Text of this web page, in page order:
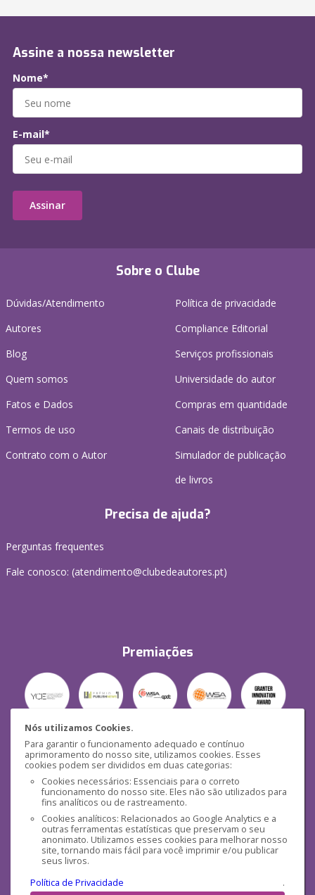
Nós utilizamos Cookies.
Para garantir o funcionamento adequado e contínuo
aprimoramento do nosso site, utilizamos cookies. Esses
cookies podem ser divididos em duas categorias:
Cookies necessários: Essenciais para o correto
funcionamento do nosso site. Eles não são utilizados para
fins analíticos ou de rastreamento.
Cookies analíticos: Relacionados ao Google Analytics e a
outras ferramentas estatísticas que preservam o seu
anonimato. Utilizamos esses cookies para melhorar nosso
site, tornando mais fácil para você imprimir e/ou publicar
seus livros.
Política de Privacidade
.
Sobre o Clube
Dúvidas/Atendimento
Autores
Blog
Quem somos
Fatos e Dados
Termos de uso
Contrato com o Autor
Política de privacidade
Compliance Editorial
Serviços profissionais
Universidade do autor
Compras em quantidade
Canais de distribuição
Simulador de publicação
de livros
Precisa de ajuda?
Perguntas frequentes
Fale conosco: (atendimento@clubedeautores.pt)
Premiações
Segurança
Mídias Sociais
Assine a nossa newsletter
Nome*
E-mail*
Assinar